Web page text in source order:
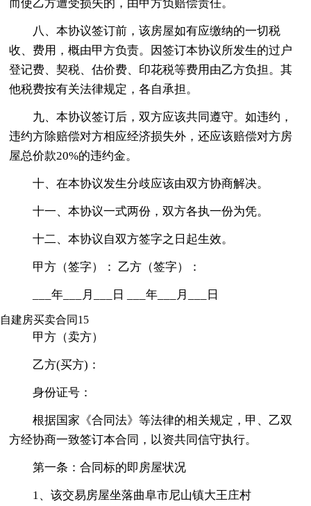
而使乙方遭受损失的，由甲方负赔偿责任。
八、本协议签订前，该房屋如有应缴纳的一切税
收、费用，概由甲方负责。因签订本协议所发生的过户
登记费、契税、估价费、印花税等费用由乙方负担。其
他税费按有关法律规定，各自承担。
九、本协议签订后，双方应该共同遵守。如违约，
违约方除赔偿对方相应经济损失外，还应该赔偿对方房
屋总价款20%的违约金。
十、在本协议发生分歧应该由双方协商解决。
十一、本协议一式两份，双方各执一份为凭。
十二、本协议自双方签字之日起生效。
甲方（签字）： 乙方（签字）：
___年___月___日 ___年___月___日
自建房买卖合同15
甲方（卖方）
乙方(买方)：
身份证号：
根据国家《合同法》等法律的相关规定，甲、乙双
方经协商一致签订本合同，以资共同信守执行。
第一条：合同标的即房屋状况
1、该交易房屋坐落曲阜市尼山镇大王庄村